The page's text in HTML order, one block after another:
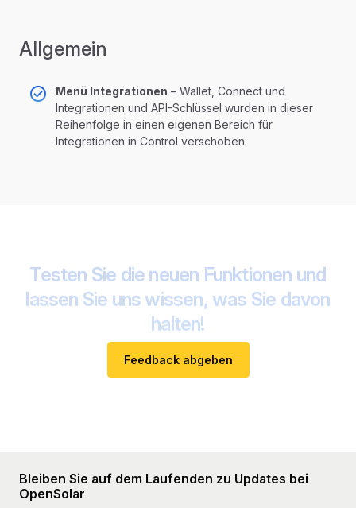
Allgemein
Menü Integrationen – Wallet, Connect und
Integrationen und API-Schlüssel wurden in dieser
Reihenfolge in einen eigenen Bereich für
Integrationen in Control verschoben.
Testen Sie die neuen Funktionen und
lassen Sie uns wissen, was Sie davon
halten!
Feedback abgeben
Bleiben Sie auf dem Laufenden zu Updates bei
OpenSolar